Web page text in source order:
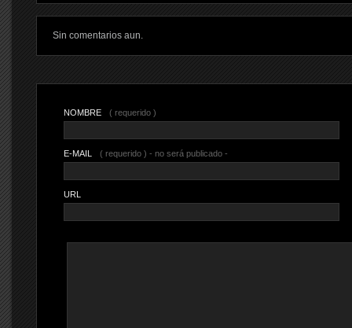
Sin comentarios aun.
NOMBRE ( requerido )
E-MAIL ( requerido ) - no será publicado -
URL